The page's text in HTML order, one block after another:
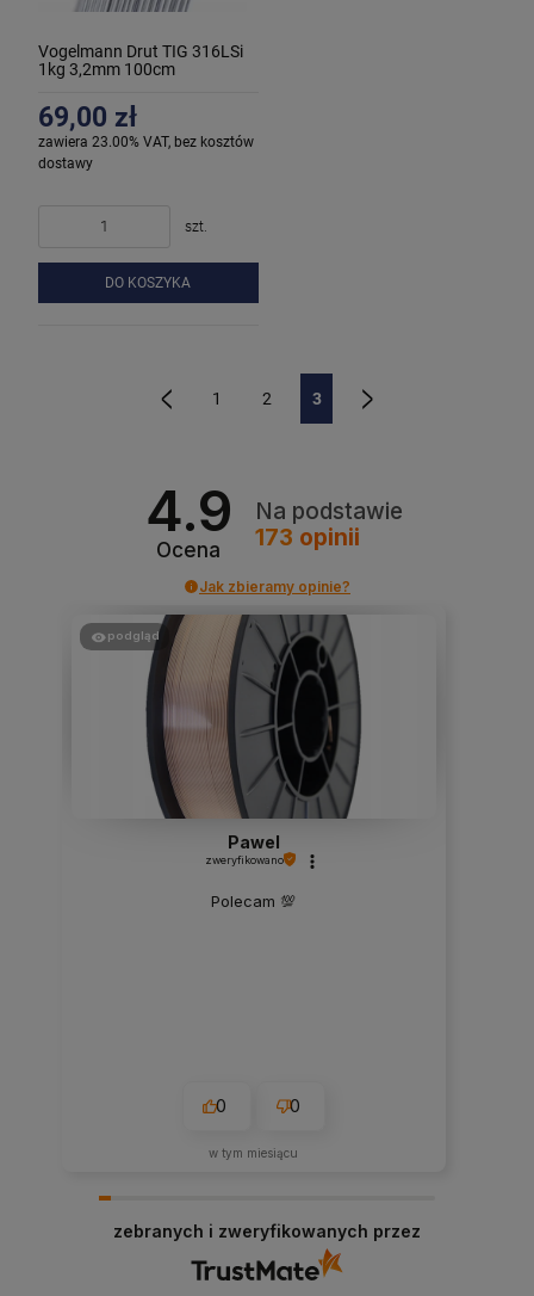
Vogelmann Drut TIG 316LSi
1kg 3,2mm 100cm
69,00 zł
zawiera 23.00% VAT, bez kosztów
dostawy
szt.
DO KOSZYKA
1 2 3
4.9
Ocena
Na podstawie
173 opinii
Jak zbieramy opinie?
podgląd
Pawel
zweryfikowano
Polecam 💯
0 0
w tym miesiącu
zebranych i zweryfikowanych przez